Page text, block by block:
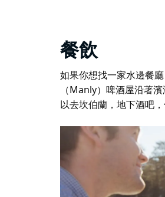
餐飲
如果你想找一家水邊餐廳
（Manly）啤酒屋沿著
以去坎伯蘭 ，地下酒吧